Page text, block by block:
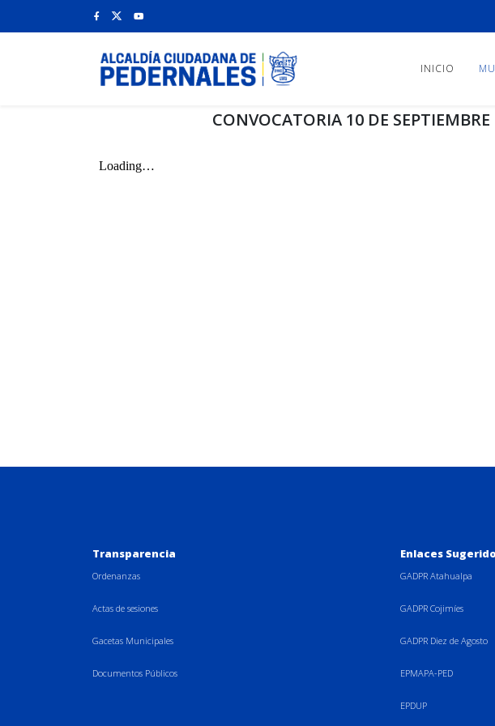
INICIO
CONVOCATORIA 10 DE
Transparencia
Ordenanzas
Actas de sesiones
Gacetas Municipales
Documentos Públicos
Enlaces
GADPR Atahualpa
GADPR Cojimíes
GADPR Diez de Agosto
EPMAPA-PED
EPDUP